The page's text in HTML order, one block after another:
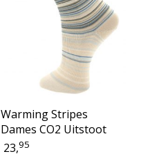
Warming Stripes
Dames CO2 Uitstoot
23,95